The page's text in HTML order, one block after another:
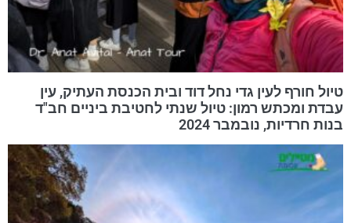
טיול חורף לעין גדי נחל דוד ובית הכנסת העתיק, עין
עבדת ומכתש רמון: טיול שנתי לחטיבת ביניים חב"ד
בנות חרדיות, נובמבר 2024